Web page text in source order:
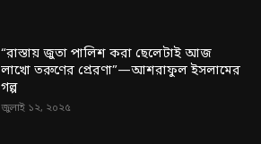
“রাস্তায় জুতা পালিশ করা ছেলেটাই আজ
লাখো তরুণের প্রেরণা”—আশরাফুল ইসলামের
গল্প
জুলাই ১২, ২০২৫